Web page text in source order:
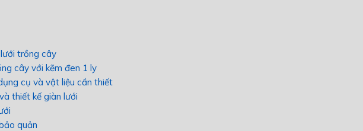
trồng cây
cây với kẽm đen 1 ly
cụ và vật liệu cần thiết
thiết kế giàn lưới
quản